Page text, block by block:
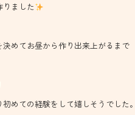
りました
めてお昼から作り出来上がるまで
めての経験をして嬉しそうでした。